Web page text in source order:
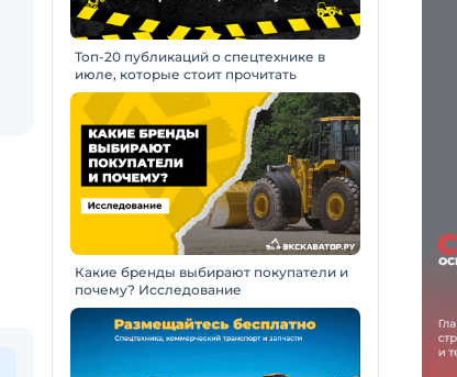
Топ-20 публикаций о спецтехнике в
июле, которые стоит прочитать
Какие бренды выбирают покупатели и
почему? Исследование